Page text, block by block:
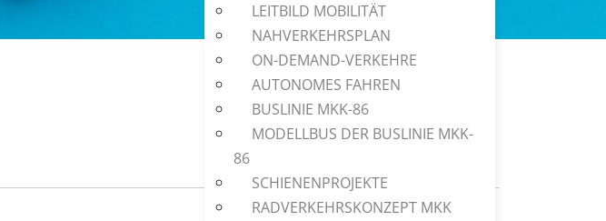
LEITBILD MOBILITÄT
NAHVERKEHRSPLAN
ON-DEMAND-VERKEHRE
AUTONOMES FAHREN
BUSLINIE MKK-86
MODELLBUS DER BUSLINIE MKK-
86
SCHIENENPROJEKTE
RADVERKEHRSKONZEPT MKK